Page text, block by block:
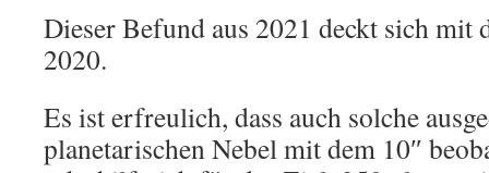
Dieser Befund aus 2021 deckt sich mit
2020.
Es ist erfreulich, dass auch solche
planetarischen Nebel mit dem 10″